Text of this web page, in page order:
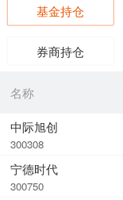
基金持仓
券商持仓
名称
中际旭创
300308
宁德时代
300750